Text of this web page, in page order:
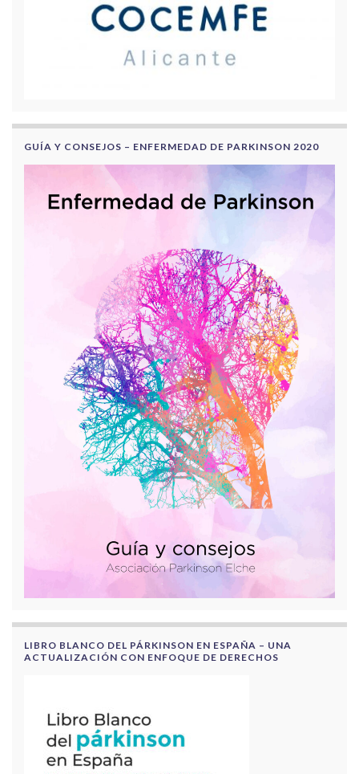
GUÍA Y CONSEJOS – ENFERMEDAD DE PARKINSON 2020
LIBRO BLANCO DEL PÁRKINSON EN ESPAÑA – UNA
ACTUALIZACIÓN CON ENFOQUE DE DERECHOS